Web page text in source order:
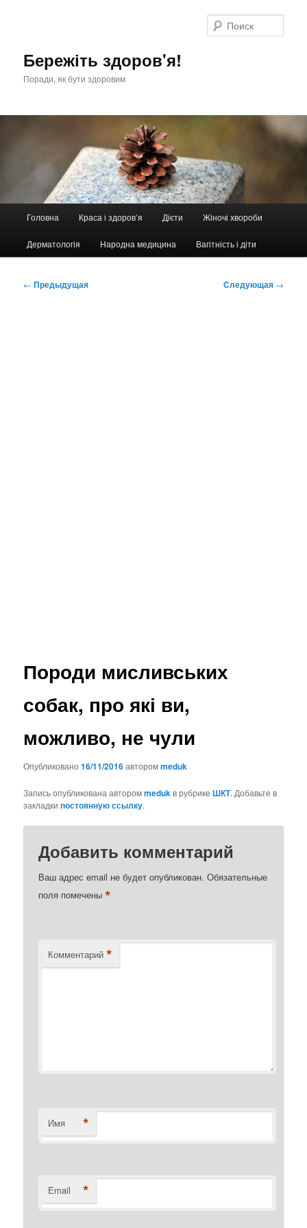
Бережіть здоров'я!
Поради, як бути здоровим
Головна Краса і здоров’я Дієти Жіночі хвороби
Дерматологія Народна медицина Вагітність і діти
Навигация
← Предыдущая Следующая →
Породи мисливських
собак, про які ви,
можливо, не чули
Опубликовано16/11/2016авторомmeduk
Запись опубликована авторомmedukв рубрикеШКТ. Добавьте в
закладкипостоянную ссылку.
Добавить комментарий
Ваш адрес email не будет опубликован. Обязательные
поля помечены*
Комментарий *
Имя *
Email *